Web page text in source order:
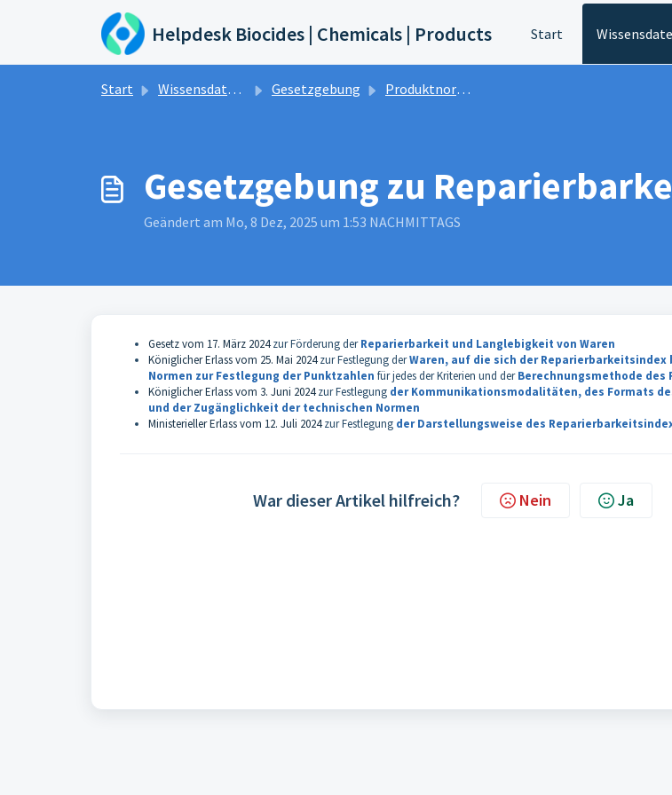
Zum hauptsächlichen Inhalt gehen
Helpdesk Biocides | Chemicals | Products Start
Start Wissensdatenbank Gesetzgebung Produktnormen
Gesetzgebung zu
Geändert am Mo, 8 Dez, 2025 um 1:53 NACHMITTAGS
Gesetz vom 17. März 2024zur Förderung der Reparierbarkeit und Langlebigkeit von Waren
Königlicher Erlass vom 25. Mai 2024zur Festlegung derWaren, auf die sich der Reparierbarkeitsindex
Normen zur Festlegung der Punktzahlen für jedes der Kriterien und derBerechnungsmethode
Königlicher Erlass vom 3. Juni 2024zur Festlegung der Kommunikationsmodalitäten, des Formats
und der Zugänglichkeit der technischen Normen
Ministerieller Erlass vom 12. Juli 2024zur Festlegung der Darstellungsweise des
War dieser Artikel hilfreich? Nein Ja